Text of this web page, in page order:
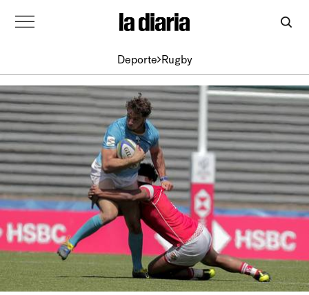
Deporte Rugby